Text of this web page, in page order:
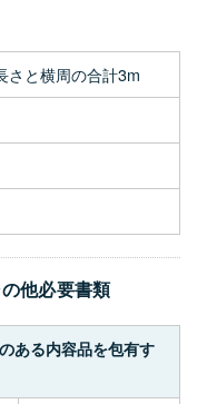
と横周の合計3m
他必要書類
ある内容品を包有す